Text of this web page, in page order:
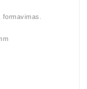
formavimas.